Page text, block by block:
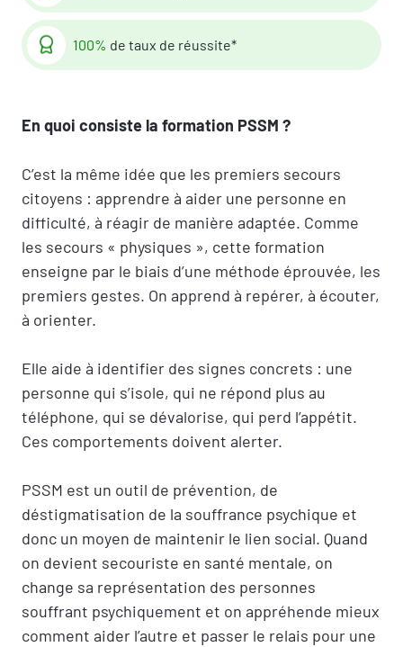
100% de taux de réussite*
En quoi consiste la formation PSSM ?
C’est la même idée que les premiers secours
citoyens : apprendre à aider une personne en
difficulté, à réagir de manière adaptée. Comme
les secours « physiques », cette formation
enseigne par le biais d’une méthode éprouvée, les
premiers gestes. On apprend à repérer, à écouter,
à orienter.
Elle aide à identifier des signes concrets : une
personne qui s’isole, qui ne répond plus au
téléphone, qui se dévalorise, qui perd l’appétit.
Ces comportements doivent alerter.
PSSM est un outil de prévention, de
déstigmatisation de la souffrance psychique et
donc un moyen de maintenir le lien social. Quand
on devient secouriste en santé mentale, on
change sa représentation des personnes
souffrant psychiquement et on appréhende mieux
comment aider l’autre et passer le relais pour une